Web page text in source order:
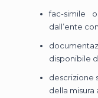
fac-simile
dall’ente
disponibile
descrizione
della misura